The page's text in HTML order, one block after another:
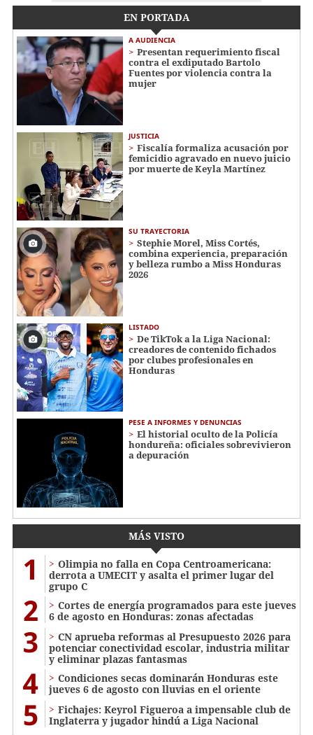
EN PORTADA
A AUDIENCIA
Presentan requerimiento fiscal
contra el exdiputado Bartolo
Fuentes por violencia contra la
mujer
JUSTICIA
Fiscalía formaliza acusación por
femicidio agravado en nuevo juicio
por muerte de Keyla Martínez
SU TRAYECTORIA
Stephie Morel, Miss Cortés,
combina experiencia, preparación
y belleza rumbo a Miss Honduras
2026
LISTADO
De TikTok a la Liga Nacional:
creadores de contenido fichados
por clubes profesionales en
Honduras
PESE A INFORMES Y DENUNCIAS
El historial oculto de la Policía
hondureña: oficiales sobrevivieron
a depuración
MÁS VISTO
1
Olimpia no falla en Copa Centroamericana:
derrota a UMECIT y asalta el primer lugar del
grupo C
2
Cortes de energía programados para este jueves
6 de agosto en Honduras: zonas afectadas
3
CN aprueba reformas al Presupuesto 2026 para
potenciar conectividad escolar, industria militar
y eliminar plazas fantasmas
4
Condiciones secas dominarán Honduras este
jueves 6 de agosto con lluvias en el oriente
5
Fichajes: Keyrol Figueroa a impensable club de
Inglaterra y jugador hindú a Liga Nacional